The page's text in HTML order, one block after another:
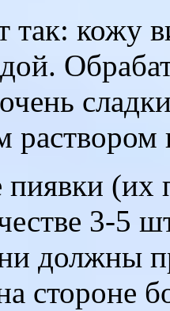
так: кожу
раствором
(их
3-5
должны
стороне